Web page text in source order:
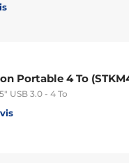
Portable 4 To
USB 3.0 - 4 To